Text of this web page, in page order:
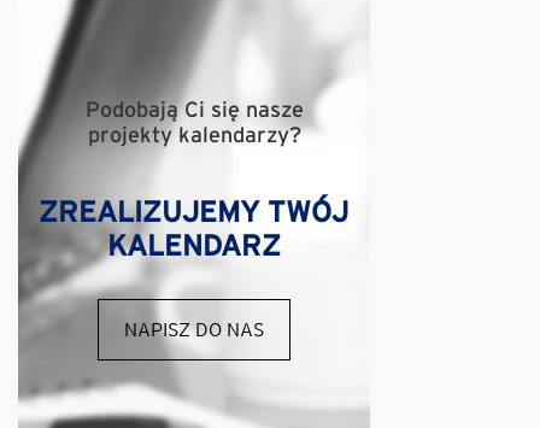
Podobają Ci się nasze
projekty kalendarzy?
ZREALIZUJEMY TWÓJ
KALENDARZ
NAPISZ DO NAS